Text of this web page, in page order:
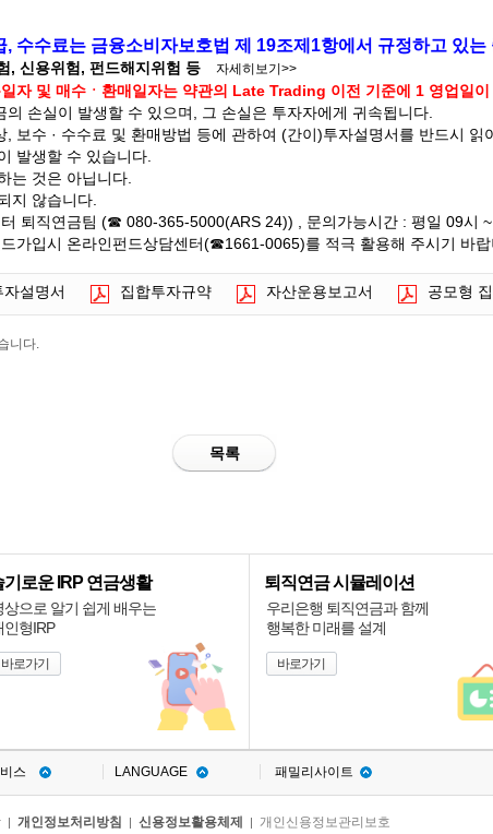
수수료는 금융소비자보호법 제 19조제1항에서 규정하고 있는
, 신용위험, 펀드해지위험 등 자세히보기>>
자 및 매수ㆍ환매일자는 약관의 Late Trading 이전 기준에 1 영업일
손실이 발생할 수 있으며, 그 손실은 투자자에게 귀속됩니다.
보수 · 수수료 및 환매방법 등에 관하여 (간이)투자설명서를 반드시 읽
발생할 수 있습니다.
는 것은 아닙니다.
지 않습니다.
퇴직연금팀 (☎ 080-365-5000(ARS 24)) , 문의가능시간 : 평일 09시
가입시 온라인펀드상담센터(☎1661-0065)를 적극 활용해 주시기 바랍
자설명서 집합투자규약 자산운용보고서 공모형
니다.
목록
기로운 IRP 연금생활
상으로 알기 쉽게 배우는
인형IRP
바로가기
퇴직연금 시뮬레이션
우리은행 퇴직연금과 함께
행복한 미래를 설계
바로가기
스 LANGUAGE 패밀리사이트
개인정보처리방침 신용정보활용체제 개인신용정보관리보호